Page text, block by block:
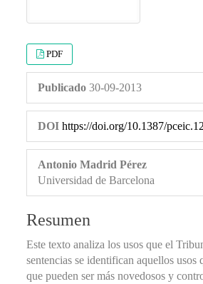
PDF
Publicado 30-09-2013
DOI https://doi.org/10.1387/
Antonio Madrid Pérez
Universidad de Barcelona
Resumen
Este texto analiza los usos que el
sentencias se identifican aquellos
que pueden ser más novedosos y